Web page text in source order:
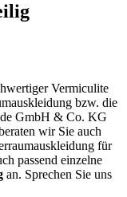
Vermiculite
bzw. die
GmbH & Co. KG
wir Sie auch
für
passend einzelne
an. Sprechen Sie uns